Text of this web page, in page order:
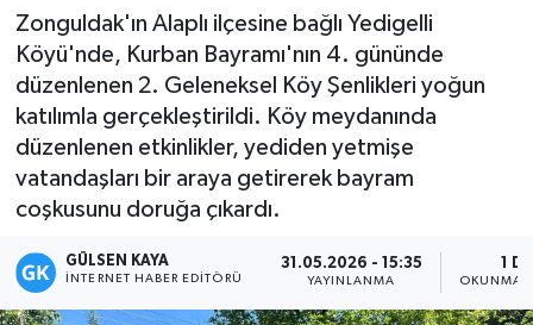
Zonguldak'ın Alaplı ilçesine bağlı Yedigelli
Köyü'nde, Kurban Bayramı'nın 4. gününde
düzenlenen 2. Geleneksel Köy Şenlikleri yoğun
katılımla gerçekleştirildi. Köy meydanında
düzenlenen etkinlikler, yediden yetmişe
vatandaşları bir araya getirerek bayram
coşkusunu doruğa çıkardı.
GÜLSEN KAYA
İNTERNET HABER EDITÖRÜ
31.05.2026 - 15:35
YAYINLANMA
1 DK
OKUNMA
Haberde insan
Kültür - Sanat
Magazin
Mersin
Mersin Tarihi